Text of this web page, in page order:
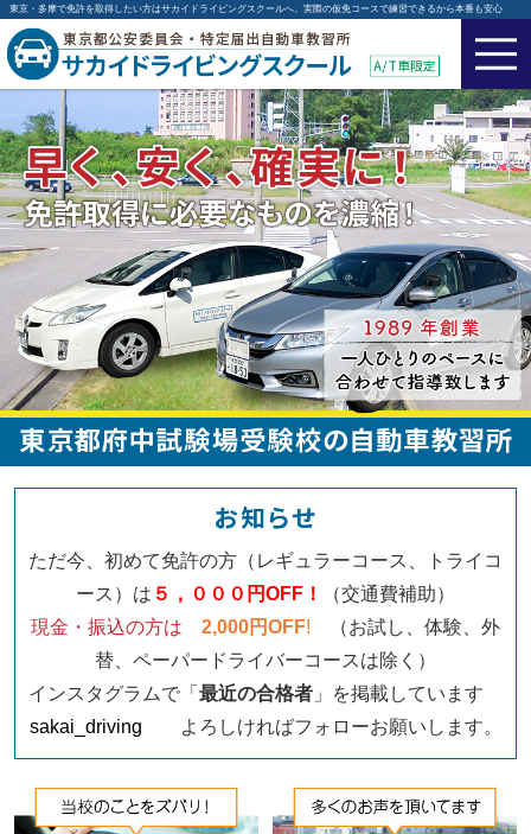
東京・多摩で免許を取得したい方はサカイドライビングスクールへ。実際の仮免コースで練習できるから本番も安心
ただ今、初めて免許の方（レギュラーコース、トライコ
ース）は ５，０００円OFF！
（交通費補助）
現金・振込の方は 2,000円OFF!
（お試し、体験、外
替、ペーパードライバーコースは除く）
インスタグラムで「最近の合格者 」を掲載しています
sakai_driving よろしければフォローお願いします。